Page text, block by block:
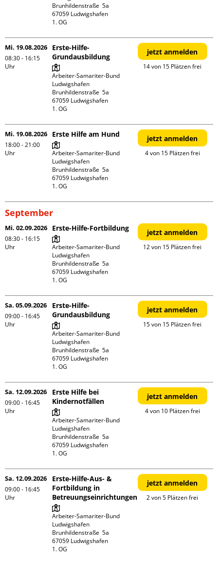
Brunhildenstraße  5a
67059 Ludwigshafen
1. OG
Mi. 19.08.2026
08:30 - 16:15
Uhr
Erste-Hilfe-
Grundausbildung
Arbeiter-Samariter-Bund
Ludwigshafen
Brunhildenstraße  5a
67059 Ludwigshafen
1. OG
jetzt anmelden
14 von 15 Plätzen frei
Mi. 19.08.2026
18:00 - 21:00
Uhr
Erste Hilfe am Hund
Arbeiter-Samariter-Bund
Ludwigshafen
Brunhildenstraße  5a
67059 Ludwigshafen
1. OG
jetzt anmelden
4 von 15 Plätzen frei
September
Mi. 02.09.2026
08:30 - 16:15
Uhr
Erste-Hilfe-Fortbildung
Arbeiter-Samariter-Bund
Ludwigshafen
Brunhildenstraße  5a
67059 Ludwigshafen
1. OG
jetzt anmelden
12 von 15 Plätzen frei
Sa. 05.09.2026
09:00 - 16:45
Uhr
Erste-Hilfe-
Grundausbildung
Arbeiter-Samariter-Bund
Ludwigshafen
Brunhildenstraße  5a
67059 Ludwigshafen
1. OG
jetzt anmelden
15 von 15 Plätzen frei
Sa. 12.09.2026
09:00 - 16:45
Uhr
Erste Hilfe bei
Kindernotfällen
Arbeiter-Samariter-Bund
Ludwigshafen
Brunhildenstraße  5a
67059 Ludwigshafen
1. OG
jetzt anmelden
4 von 10 Plätzen frei
Sa. 12.09.2026
09:00 - 16:45
Uhr
Erste-Hilfe-Aus- &
Fortbildung in
Betreuungseinrichtungen
Arbeiter-Samariter-Bund
Ludwigshafen
Brunhildenstraße  5a
67059 Ludwigshafen
1. OG
jetzt anmelden
2 von 5 Plätzen frei